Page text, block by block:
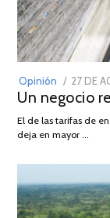
Opinión
POSTED
ON
27 DE
Un negocio
El de las tarifas de
deja en mayor …